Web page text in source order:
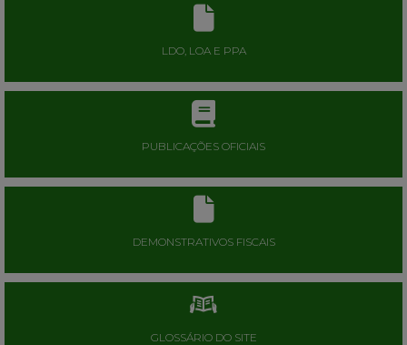
LDO, LOA E PPA
PUBLICAÇÕES OFICIAIS
DEMONSTRATIVOS FISCAIS
GLOSSÁRIO DO SITE